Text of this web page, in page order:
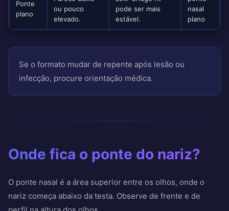
Ponte
plano
ou pouco
elevado.
pode ser mais
estável.
nasal
plano
Se o formato mudar de repente após lesão ou
infecção, procure orientação médica.
Onde fica o ponte do nariz?
O ponte nasal é a área superior entre os olhos, onde o
nariz começa abaixo da testa. Observe de frente e de